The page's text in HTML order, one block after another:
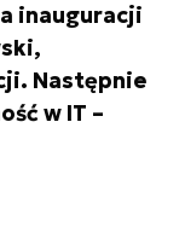
inauguracji
Następnie
w IT –